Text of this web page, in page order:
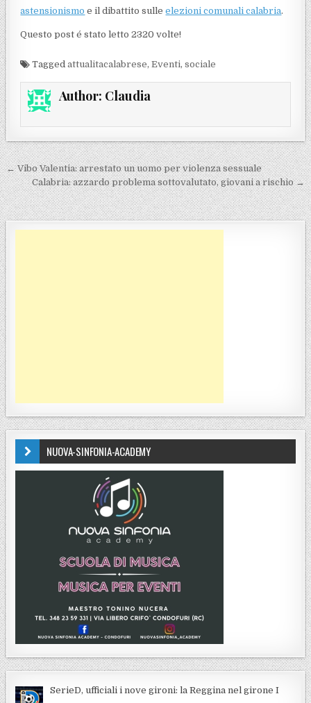
astensionismo e il dibattito sulleelezioni comunali calabria.
Questo post é stato letto 2320 volte!
Taggedattualitacalabrese,Eventi,sociale
Author: Claudia
Navigazione articoli
← Vibo Valentia: arrestato un uomo per violenza sessuale
Calabria: azzardo problema sottovalutato, giovani a rischio →
NUOVA-SINFONIA-ACADEMY
SerieD, ufficiali i nove gironi: la Reggina nel girone I